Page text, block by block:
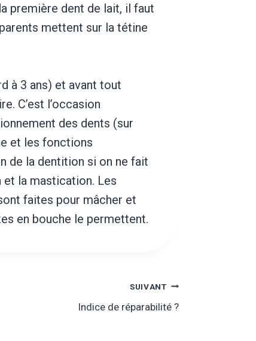
première dent de lait, il faut
mettent sur la tétine
à 3 ans) et avant tout
C’est l’occasion
des dents (sur
et les fonctions
de la dentition si on ne fait
la mastication. Les
faites pour mâcher et
en bouche le permettent.
SUIVANT
Indice de réparabilité ?